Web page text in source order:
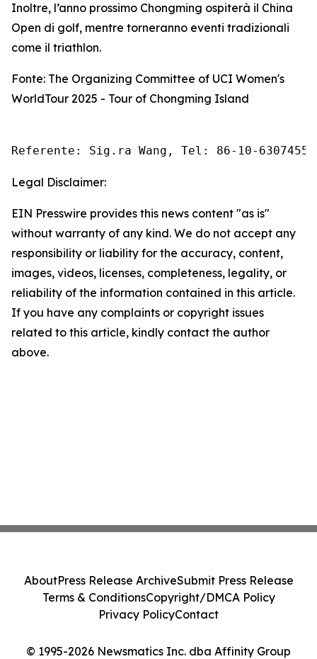
Inoltre, l’anno prossimo Chongming ospiterà il China
Open di golf, mentre torneranno eventi tradizionali
come il triathlon.
Fonte: The Organizing Committee of UCI Women's
WorldTour 2025 - Tour of Chongming Island
Referente: Sig.ra Wang, Tel: 86-10-63074558
Legal Disclaimer:
EIN Presswire provides this news content "as is"
without warranty of any kind. We do not accept any
responsibility or liability for the accuracy, content,
images, videos, licenses, completeness, legality, or
reliability of the information contained in this article.
If you have any complaints or copyright issues
related to this article, kindly contact the author
above.
© 1995-2026 Newsmatics Inc. dba Affinity Group
AboutPress Release ArchiveSubmit Press Release
Terms & ConditionsCopyright/DMCA Policy
Privacy PolicyContact